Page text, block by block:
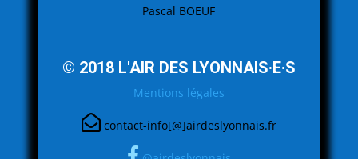
Pascal BOEUF
© 2018 L'AIR DES LYONNAIS·E·S
Mentions légales
contact-info[@]airdeslyonnais.fr